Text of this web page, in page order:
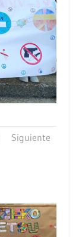
Siguiente